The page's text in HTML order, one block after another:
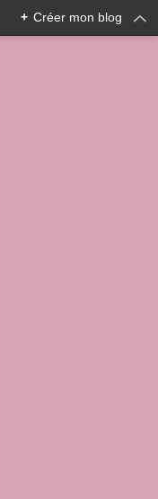
+ Créer mon blog